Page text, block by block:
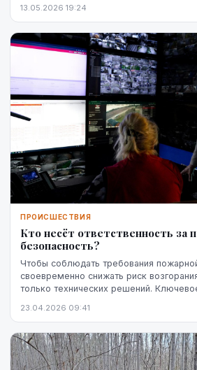
работников ...
13.05.2026 19:24
ПРОИСШЕСТВИЯ
Кто несёт ответственность за
безопасность?
Чтобы соблюдать требования
своевременно снижать риск
только технических решений.
23.04.2026 09:41